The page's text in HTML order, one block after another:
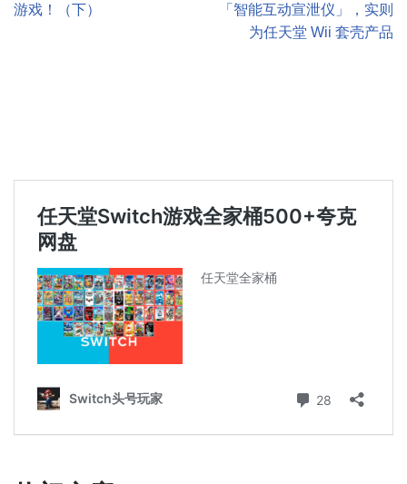
游戏！（下）
「智能互动宣泄仪」，实则
为任天堂 Wii 套壳产品